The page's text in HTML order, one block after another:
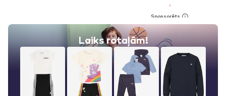
Laiks rotaļām!